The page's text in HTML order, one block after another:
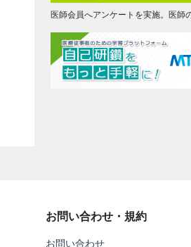
医師会員へアンケートを実施。医師
お問い合わせ・規約
お問い合わせ